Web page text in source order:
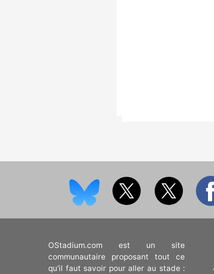
OStadium.com est un site
communautaire proposant tout ce
qu'il faut savoir pour aller au stade :